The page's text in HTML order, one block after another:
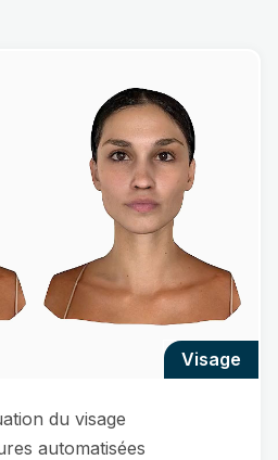
visage
du visage
automatisées